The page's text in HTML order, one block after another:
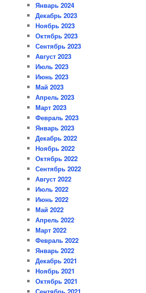
Январь 2024
Декабрь 2023
Ноябрь 2023
Октябрь 2023
Сентябрь 2023
Август 2023
Июль 2023
Июнь 2023
Май 2023
Апрель 2023
Март 2023
Февраль 2023
Январь 2023
Декабрь 2022
Ноябрь 2022
Октябрь 2022
Сентябрь 2022
Август 2022
Июль 2022
Июнь 2022
Май 2022
Апрель 2022
Март 2022
Февраль 2022
Январь 2022
Декабрь 2021
Ноябрь 2021
Октябрь 2021